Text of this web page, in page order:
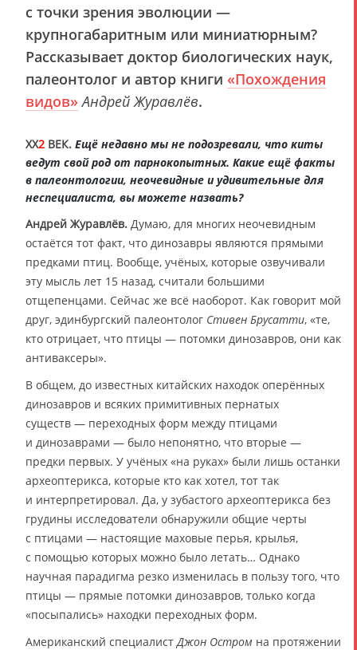
с точки зрения эволюции —
крупногабаритным или миниатюрным?
Рассказывает доктор биологических наук,
палеонтолог и автор книги «Похождения
видов» Андрей Журавлёв.
XX2 ВЕК. Ещё недавно мы не подозревали, что киты
ведут свой род от парнокопытных. Какие ещё факты
в палеонтологии, неочевидные и удивительные для
неспециалиста, вы можете назвать?
Андрей Журавлёв. Думаю, для многих неочевидным
остаётся тот факт, что динозавры являются прямыми
предками птиц. Вообще, учёных, которые озвучивали
эту мысль лет 15 назад, считали большими
отщепенцами. Сейчас же всё наоборот. Как говорит мой
друг, эдинбургский палеонтолог Стивен Брусатти, «те,
кто отрицает, что птицы — потомки динозавров, они как
антиваксеры».
В общем, до известных китайских находок оперённых
динозавров и всяких примитивных пернатых
существ — переходных форм между птицами
и динозаврами — было непонятно, что вторые —
предки первых. У учёных «на руках» были лишь останки
археоптерикса, которые кто как хотел, тот так
и интерпретировал. Да, у зубастого археоптерикса без
грудины исследователи обнаружили общие черты
с птицами — настоящие маховые перья, крылья,
с помощью которых можно было летать… Однако
научная парадигма резко изменилась в пользу того, что
птицы — прямые потомки динозавров, только когда
«посыпались» находки переходных форм.
Американский специалистДжон Остром на протяжении